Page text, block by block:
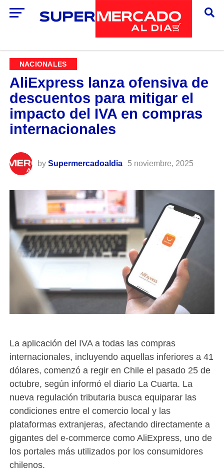
NACIONALES
AliExpress lanza ofensiva de
descuentos para mitigar el
impacto del IVA en compras
internacionales
by Supermercadoaldia 5 noviembre, 2025
La aplicación del IVA a todas las compras
internacionales, incluyendo aquellas inferiores a 41
dólares, comenzó a regir en Chile el pasado 25 de
octubre, según informó el diario La Cuarta. La
nueva regulación tributaria busca equiparar las
condiciones entre el comercio local y las
plataformas extranjeras, afectando directamente a
gigantes del e-commerce como AliExpress, uno de
los portales más utilizados por los consumidores
chilenos.